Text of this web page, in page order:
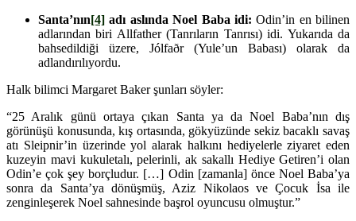
Santa’nın[4] adı aslında Noel Baba idi:Odin’in en bilinen
adlarından biri Allfather (Tanrıların Tanrısı) idi. Yukarıda da
bahsedildiği üzere, Jólfaðr (Yule’un Babası) olarak da
adlandırılıyordu.
Halk bilimci Margaret Baker şunları söyler:
“25 Aralık günü ortaya çıkan Santa ya da Noel Baba’nın dış
görünüşü konusunda, kış ortasında, gökyüzünde sekiz bacaklı savaş
atı Sleipnir’in üzerinde yol alarak halkını hediyelerle ziyaret eden
kuzeyin mavi kukuletalı, pelerinli, ak sakallı Hediye Getiren’i olan
Odin’e çok şey borçludur. […] Odin [zamanla] önce Noel Baba’ya
sonra da Santa’ya dönüşmüş, Aziz Nikolaos ve Çocuk İsa ile
zenginleşerek Noel sahnesinde başrol oyuncusu olmuştur.”